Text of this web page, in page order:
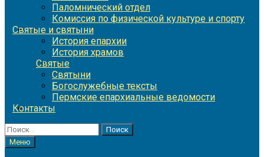
Паломнический отдел
Комиссия по физической культуре и спорту
Святые и святыни
История епархии
История храмов
Святые
Святыни
Богослужебные тексты
Пермские епархиальные ведомости
Контакты
Найти:
Меню